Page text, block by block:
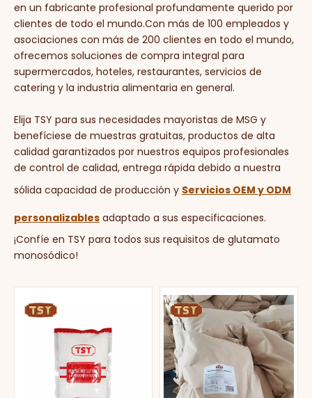
en un fabricante profesional profundamente querido por
clientes de todo el mundo.Con más de 100 empleados y
asociaciones con más de 200 clientes en todo el mundo,
ofrecemos soluciones de compra integral para
supermercados, hoteles, restaurantes, servicios de
catering y la industria alimentaria en general.
Elija TSY para sus necesidades mayoristas de MSG y
benefíciese de muestras gratuitas, productos de alta
calidad garantizados por nuestros equipos profesionales
de control de calidad, entrega rápida debido a nuestra
sólida capacidad de producción y Servicios OEM y ODM
personalizables adaptado a sus especificaciones.
¡Confíe en TSY para todos sus requisitos de glutamato
monosódico!